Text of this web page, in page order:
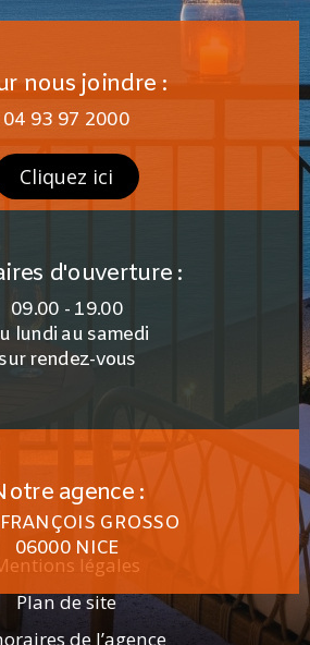
nous joindre :
04 93 97 2000
Cliquez ici
d'ouverture :
09.00 - 19.00
lundi au samedi
sur rendez-vous
agence :
GROSSO
06000 NICE
légales
Plan de site
de l’agence